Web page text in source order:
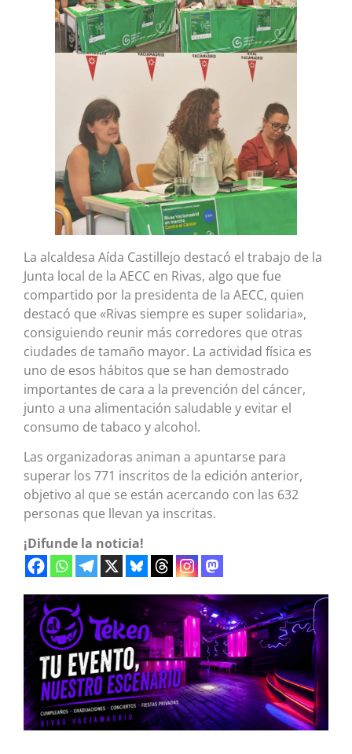
La alcaldesa Aída Castillejo destacó el trabajo de la
Junta local de la AECC en Rivas, algo que fue
compartido por la presidenta de la AECC, quien
destacó que «Rivas siempre es super solidaria»,
consiguiendo reunir más corredores que otras
ciudades de tamaño mayor. La actividad física es
uno de esos hábitos que se han demostrado
importantes de cara a la prevención del cáncer,
junto a una alimentación saludable y evitar el
consumo de tabaco y alcohol.
Las organizadoras animan a apuntarse para
superar los 771 inscritos de la edición anterior,
objetivo al que se están acercando con las 632
personas que llevan ya inscritas.
¡Difunde la noticia!